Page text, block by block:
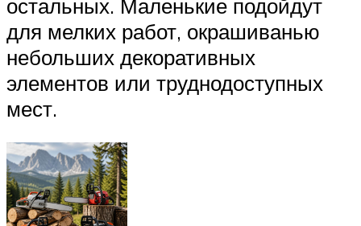
остальных. Маленькие подойдут
для мелких работ, окрашиванью
небольших декоративных
элементов или труднодоступных
мест.